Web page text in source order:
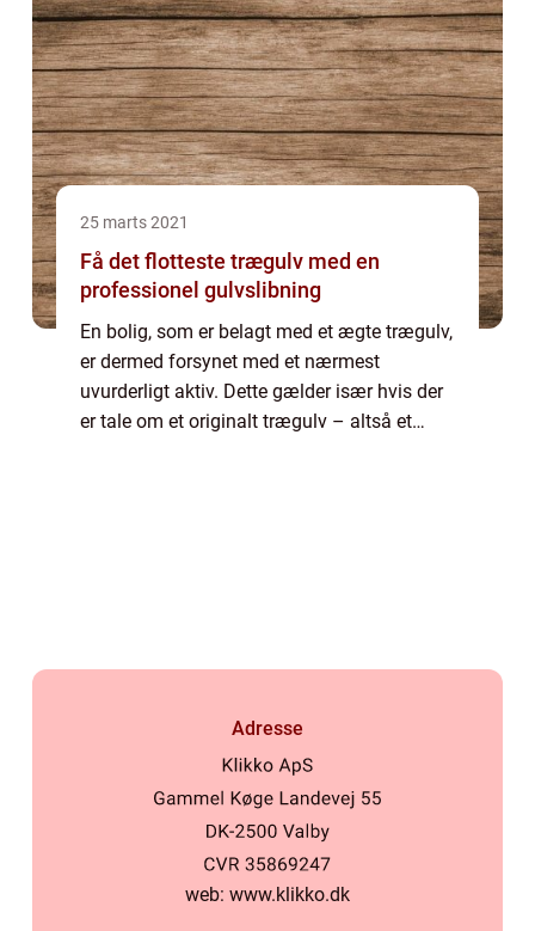
25 marts 2021
Få det flotteste trægulv med en
professionel gulvslibning
En bolig, som er belagt med et ægte trægulv,
er dermed forsynet med et nærmest
uvurderligt aktiv. Dette gælder især hvis der
er tale om et originalt trægulv – altså et
Adresse
web: www.klikko.dk